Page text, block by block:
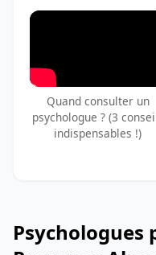
Quand consulter un
psychologue ? (3
indispensables !)
Psychologues